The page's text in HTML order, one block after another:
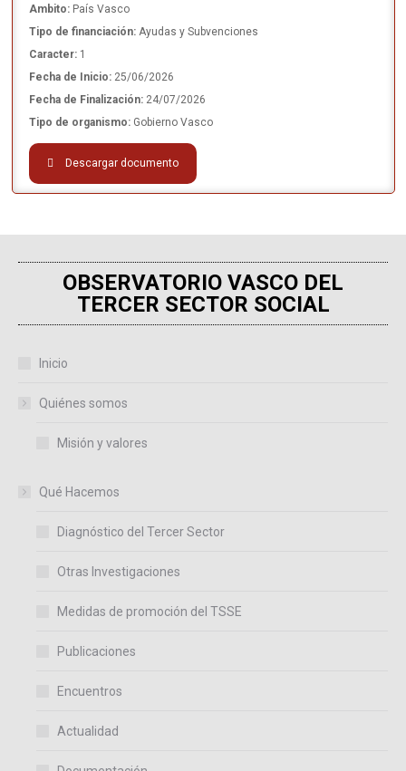
Ambito: País Vasco
Tipo de financiación: Ayudas y Subvenciones
Caracter: 1
Fecha de Inicio: 25/06/2026
Fecha de Finalización: 24/07/2026
Tipo de organismo: Gobierno Vasco
Descargar documento
OBSERVATORIO VASCO DEL
TERCER SECTOR SOCIAL
Inicio
Quiénes somos
Misión y valores
Qué Hacemos
Diagnóstico del Tercer Sector
Otras Investigaciones
Medidas de promoción del TSSE
Publicaciones
Encuentros
Actualidad